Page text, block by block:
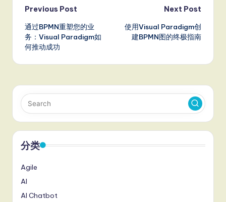
Post
navigation
Previous Post
通过BPMN重塑您的业
务：Visual Paradigm如
何推动成功
Next Post
使用Visual Paradigm创
建BPMN图的终极指南
分类
Agile
AI
AI Chatbot